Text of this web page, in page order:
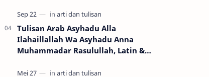
Tulisan Arab Asyhadu Alla
Ilahaillallah Wa Asyhadu Anna
Muhammadar Rasulullah, Latin &